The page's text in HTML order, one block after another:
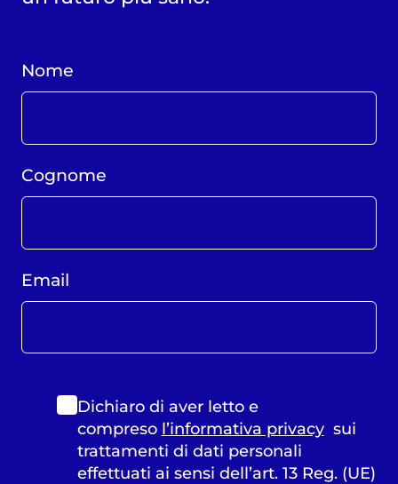
Nome
Cognome
Email
Dichiaro di aver letto e
compreso l’informativa privacysui
trattamenti di dati personali
effettuati ai sensi dell’art. 13 Reg. (UE)